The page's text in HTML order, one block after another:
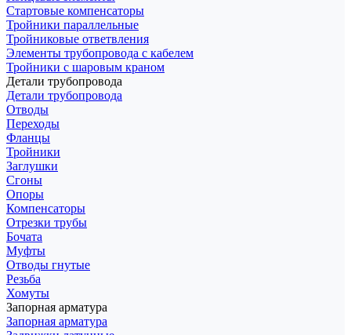
Стартовые компенсаторы
Тройники параллельные
Тройниковые ответвления
Элементы трубопровода с кабелем
Тройники с шаровым краном
Детали трубопровода
Детали трубопровода
Отводы
Переходы
Фланцы
Тройники
Заглушки
Сгоны
Опоры
Компенсаторы
Отрезки трубы
Бочата
Муфты
Отводы гнутые
Резьба
Хомуты
Запорная арматура
Запорная арматура